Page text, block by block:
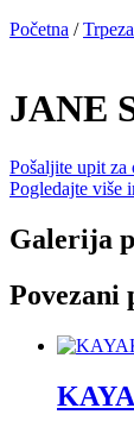
Početna /
JANE
Pošaljite upit
Pogledajte više
Galerija
Povezani